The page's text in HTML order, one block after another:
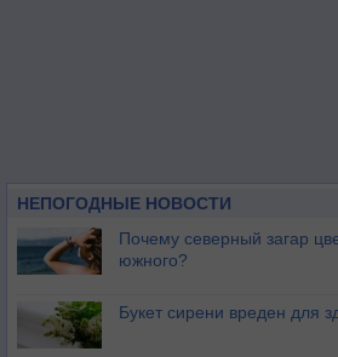
НЕПОГОДНЫЕ НОВОСТИ
Почему северный загар
южного?
Букет сирени вреден для